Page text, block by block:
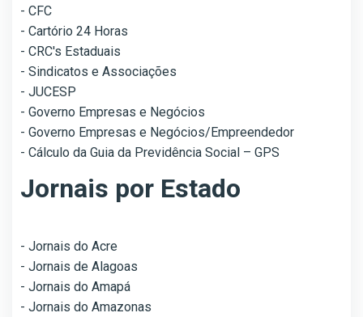
- CFC
- Cartório 24 Horas
- CRC's Estaduais
- Sindicatos e Associações
- JUCESP
- Governo Empresas e Negócios
- Governo Empresas e Negócios/Empreendedor
- Cálculo da Guia da Previdência Social – GPS
Jornais por Estado
- Jornais do Acre
- Jornais de Alagoas
- Jornais do Amapá
- Jornais do Amazonas